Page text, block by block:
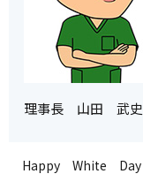
理事長 山田 武史
Happy White Day